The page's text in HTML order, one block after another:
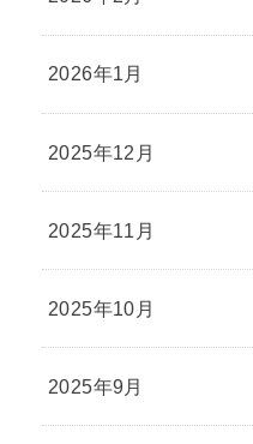
2026年1月
2025年12月
2025年11月
2025年10月
2025年9月